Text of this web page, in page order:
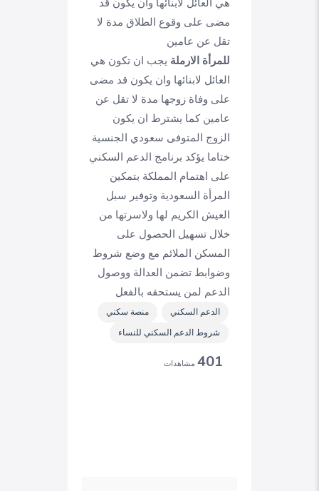
هي العائل لابنائها وان يكون قد
مضى على وقوع الطلاق مدة لا
تقل عن عامين
للمرأة الارملة يجب ان تكون هي
العائل لابنائها وان يكون قد مضى
على وفاة زوجها مدة لا تقل عن
عامين كما يشترط ان يكون
الزوج المتوفى سعودي الجنسية
ختاما يؤكد برنامج الدعم السكني
على اهتمام المملكة بتمكين
المرأة السعودية وتوفير سبل
العيش الكريم لها ولاسرتها من
خلال تسهيل الحصول على
المسكن الملائم مع وضع شروط
وضوابط تضمن العدالة ووصول
الدعم لمن يستحقه بالفعل
الدعم السكني
منصة سكني
شروط الدعم السكني للنساء
401مشاهدات